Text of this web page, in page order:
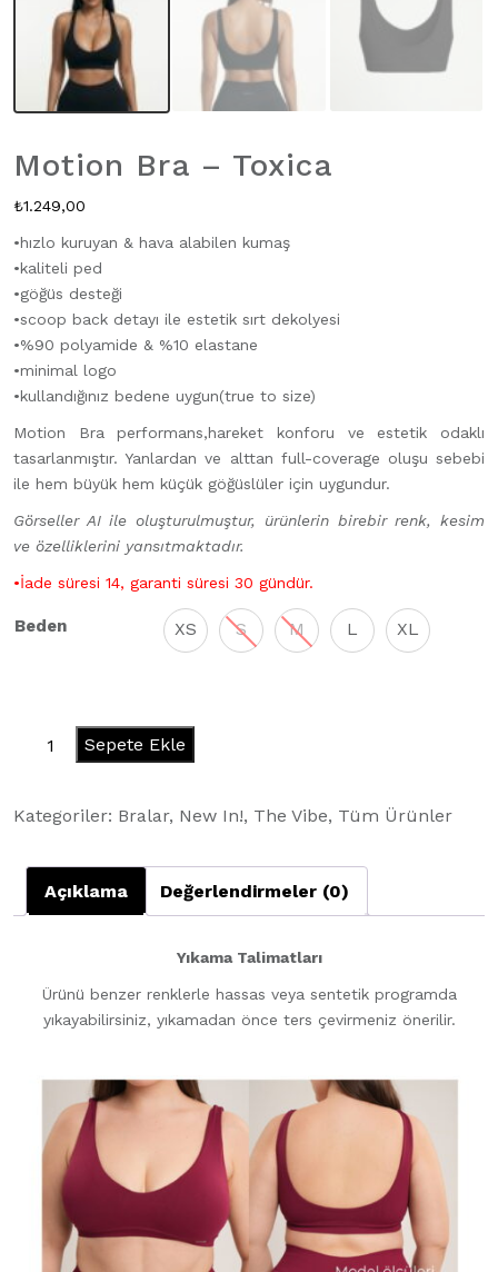
Motion Bra – Toxica
₺1.249,00
•hızlo kuruyan & hava alabilen kumaş
•kaliteli ped
•göğüs desteği
•scoop back detayı ile estetik sırt dekolyesi
•%90 polyamide & %10 elastane
•minimal logo
•kullandığınız bedene uygun(true to size)
Motion Bra performans,hareket konforu ve estetik odaklı
tasarlanmıştır. Yanlardan ve alttan full-coverage oluşu sebebi
ile hem büyük hem küçük göğüslüler için uygundur.
Görseller AI ile oluşturulmuştur, ürünlerin birebir renk, kesim
ve özelliklerini yansıtmaktadır.
•İade süresi 14, garanti süresi 30 gündür.
Beden XS S M L XL
Motion
Toxica
Sepete Ekle
Kategoriler: Bralar, New In!, The Vibe, Tüm Ürünler
Açıklama Değerlendirmeler (0)
Yıkama Talimatları
Ürünü benzer renklerle hassas veya sentetik programda
yıkayabilirsiniz, yıkamadan önce ters çevirmeniz önerilir.